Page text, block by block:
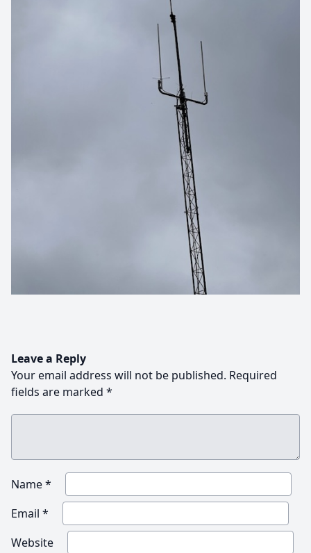
Leave a Reply
Your email address will not be published. Required
fields are marked *
Name*
Email *
Website